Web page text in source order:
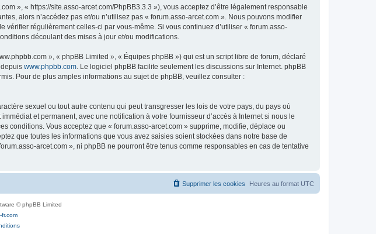
», « https://site.asso-arcet.com/PhpBB3.3.3 »), vous acceptez d’être légalement responsable
alors n’accédez pas et/ou n’utilisez pas « forum.asso-arcet.com ». Nous pouvons modifier
vérifier régulièrement celles-ci par vous-même. Si vous continuez d’utiliser « forum.asso-
découlant des mises à jour et/ou modifications.
», « phpBB Limited », « Équipes phpBB ») qui est un script libre de forum, déclaré
www.phpbb.com . Le logiciel phpBB facilite seulement les discussions sur Internet. phpBB
Pour de plus amples informations au sujet de phpBB, veuillez consulter :
sexuel ou tout autre contenu qui peut transgresser les lois de votre pays, du pays où
et permanent, avec une notification à votre fournisseur d’accès à Internet si nous le
conditions. Vous acceptez que « forum.asso-arcet.com » supprime, modifie, déplace ou
que toutes les informations que vous avez saisies soient stockées dans notre base de
arcet.com », ni phpBB ne pourront être tenus comme responsables en cas de tentative
Heures au format UTC
Supprimer les cookies
© phpBB Limited